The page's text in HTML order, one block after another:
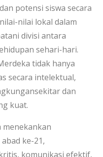
potensi siswa secara
nilai lokal dalam
divisi antara
sehari-hari.
tidak hanya
secara intelektual,
dan
kuat.
menekankan
ke-21,
komunikasi efektif,